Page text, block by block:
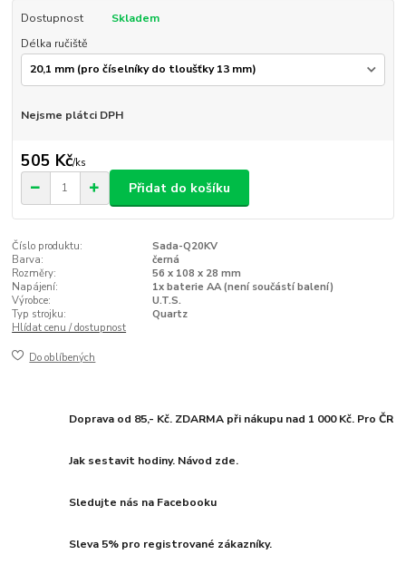
Dostupnost
Skladem
Délka ručiště
Nejsme plátci DPH
505 Kč/ks
Přidat do košíku
Číslo produktu:
Sada-Q20KV
Barva:
černá
Rozměry:
56 x 108 x 28 mm
Napájení:
1x baterie AA (není součástí balení)
Výrobce:
U.T.S.
Typ strojku:
Quartz
Hlídat cenu / dostupnost
Do oblíbených
Doprava od 85,- Kč. ZDARMA při nákupu nad 1 000 Kč. Pro ČR
Jak sestavit hodiny. Návod zde.
Sledujte nás na Facebooku
Sleva 5% pro registrované zákazníky.